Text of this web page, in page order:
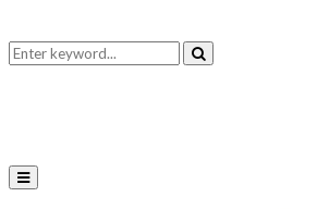
Search
Search
Primary
Menu